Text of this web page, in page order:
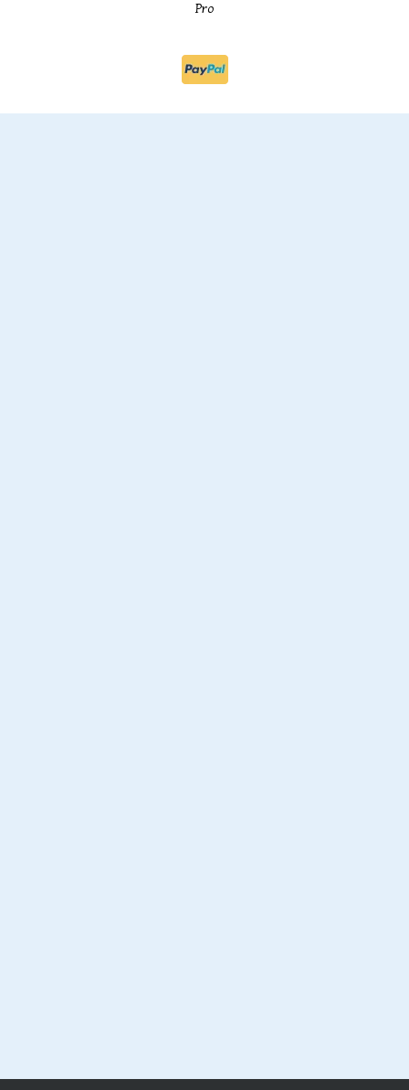
Pro